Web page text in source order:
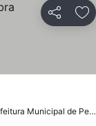
Partilhar
a 19.1 km de Prédio da Prefeitura Municipal de Pedreira